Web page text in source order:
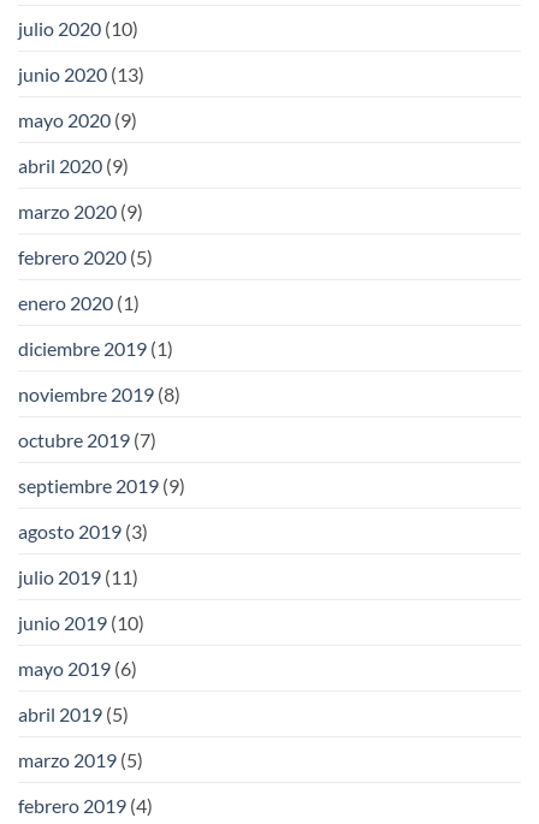
julio 2020 (10)
junio 2020 (13)
mayo 2020 (9)
abril 2020 (9)
marzo 2020 (9)
febrero 2020 (5)
enero 2020 (1)
diciembre 2019 (1)
noviembre 2019 (8)
octubre 2019 (7)
septiembre 2019 (9)
agosto 2019 (3)
julio 2019 (11)
junio 2019 (10)
mayo 2019 (6)
abril 2019 (5)
marzo 2019 (5)
febrero 2019 (4)